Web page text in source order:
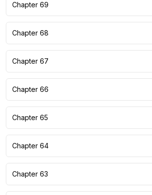
Chapter 69
Chapter 68
Chapter 67
Chapter 66
Chapter 65
Chapter 64
Chapter 63